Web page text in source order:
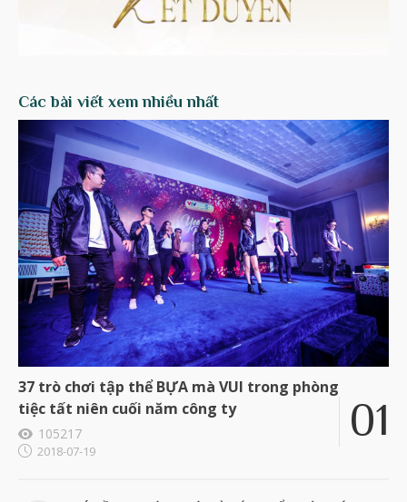
Các bài viết xem nhiều nhất
37 trò chơi tập thể BỰA mà VUI trong phòng
tiệc tất niên cuối năm công ty
105217
2018-07-19